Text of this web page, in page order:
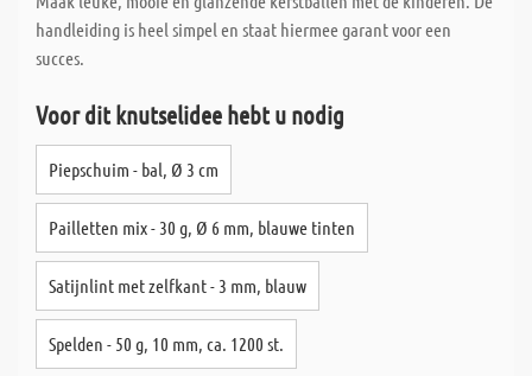
handleiding is heel simpel en staat hiermee garant voor een
succes.
Voor dit knutselidee hebt u nodig
Piepschuim - bal, Ø 3 cm
Pailletten mix - 30 g, Ø 6 mm, blauwe tinten
Satijnlint met zelfkant - 3 mm, blauw
Spelden - 50 g, 10 mm, ca. 1200 st.